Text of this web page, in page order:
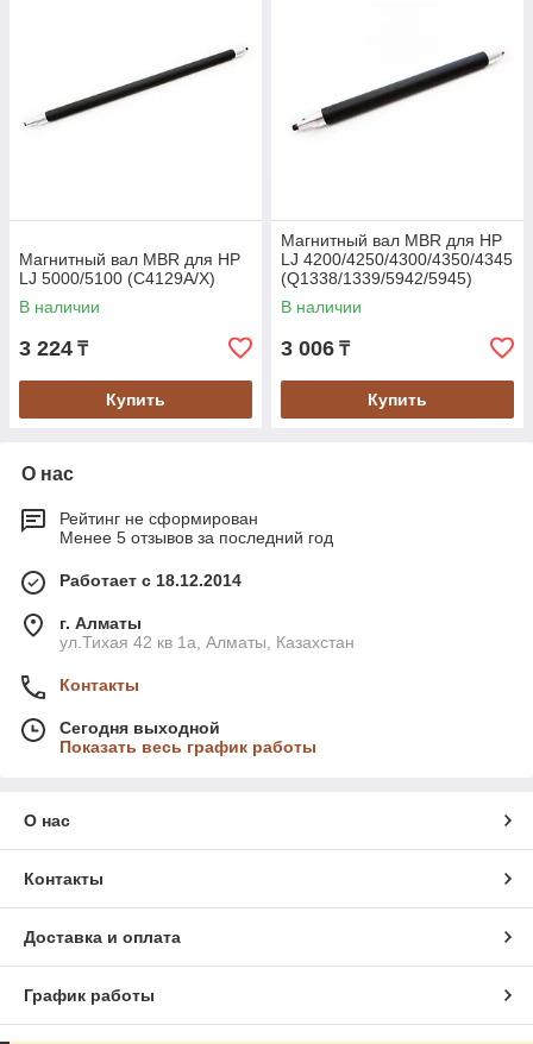
Магнитный вал MBR для HP
LJ 5000/5100 (C4129A/X)
В наличии
3 224 ₸
Купить
Магнитный вал MBR для HP
LJ 4200/4250/4300/4350/4345
(Q1338/1339/5942/5945)
В наличии
3 006 ₸
Купить
О нас
Рейтинг не сформирован
Менее 5 отзывов за последний год
Работает с 18.12.2014
г. Алматы
ул.Тихая 42 кв 1a, Алматы, Казахстан
Контакты
Сегодня выходной
Показать весь график работы
О нас
Контакты
Доставка и оплата
График работы